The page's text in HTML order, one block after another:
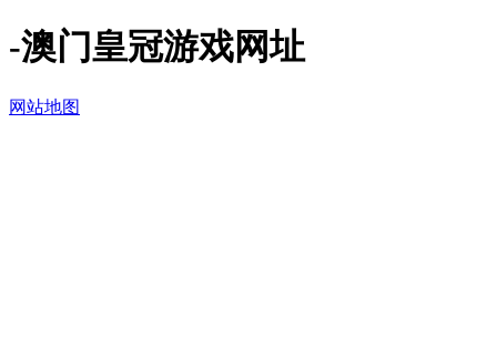
-澳门皇冠游戏网址
网站地图